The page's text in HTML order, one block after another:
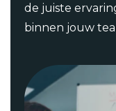
de juiste
binnen jouw